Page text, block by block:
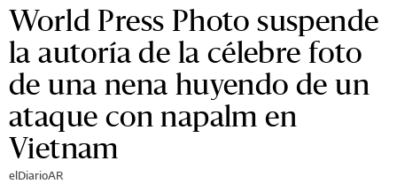
World Press Photo suspende
la autoría de la célebre foto
de una nena huyendo de un
ataque con napalm en
Vietnam
elDiarioAR